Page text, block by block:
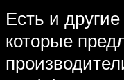
Есть и
которые